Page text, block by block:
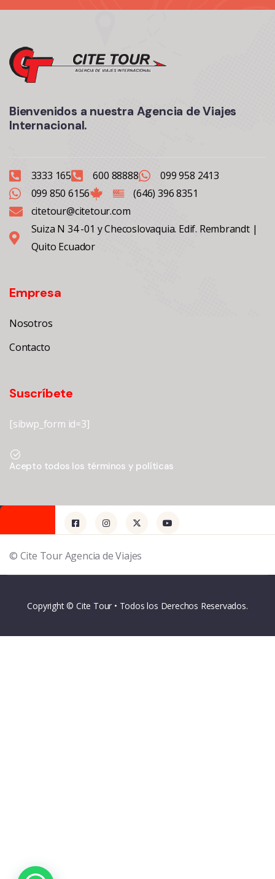
Bienvenidos a nuestra Agencia de Viajes
Internacional.
3333 165 600 88888
099 958 2413
099 850 6156
(646) 396 8351
citetour@citetour.com
Suiza N 34 -01 y Checoslovaquia. Edif. Rembrandt |
Quito Ecuador
Empresa
Nosotros
Contacto
Suscríbete
[sibwp_form id=3]
Acepto todos los términos y políticas
© Cite Tour Agencia de Viajes
Copyright © Cite Tour • Todos los Derechos Reservados.